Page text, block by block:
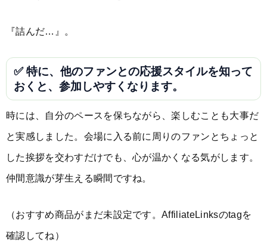
『詰んだ…』。
✅ 特に、他のファンとの応援スタイルを知って
おくと、参加しやすくなります。
時には、自分のペースを保ちながら、楽しむことも大事だ
と実感しました。会場に入る前に周りのファンとちょっと
した挨拶を交わすだけでも、心が温かくなる気がします。
仲間意識が芽生える瞬間ですね。
（おすすめ商品がまだ未設定です。AffiliateLinksのtagを
確認してね）